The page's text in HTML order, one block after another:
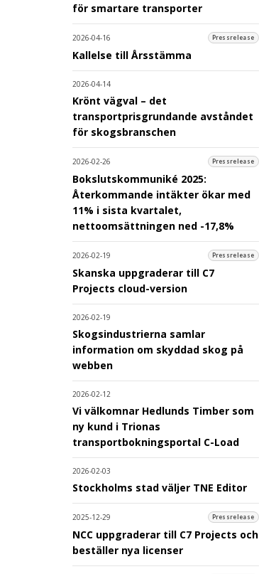
för smartare transporter
2026-04-16 Pressrelease
Kallelse till Årsstämma
2026-04-14
Krönt vägval – det
transportprisgrundande avståndet
för skogsbranschen
2026-02-26 Pressrelease
Bokslutskommuniké 2025:
Återkommande intäkter ökar med
11% i sista kvartalet,
nettoomsättningen ned -17,8%
2026-02-19 Pressrelease
Skanska uppgraderar till C7
Projects cloud-version
2026-02-19
Skogsindustrierna samlar
information om skyddad skog på
webben
2026-02-12
Vi välkomnar Hedlunds Timber som
ny kund i Trionas
transportbokningsportal C-Load
2026-02-03
Stockholms stad väljer TNE Editor
2025-12-29 Pressrelease
NCC uppgraderar till C7 Projects och
beställer nya licenser